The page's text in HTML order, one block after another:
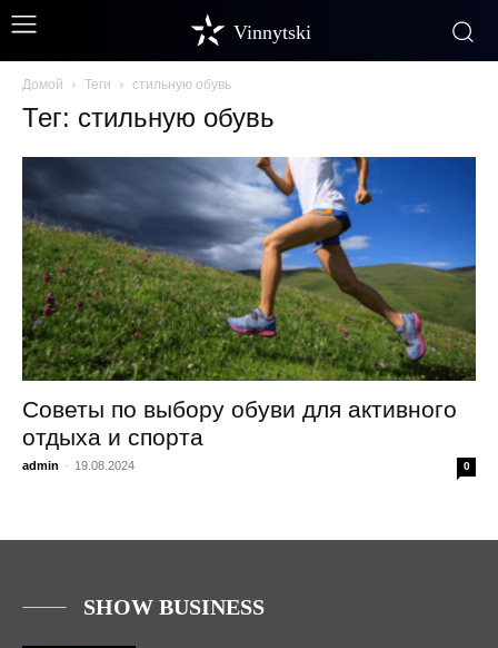
Vinnytski
Домой Теги стильную обувь
Тег: стильную обувь
Советы по выбору обуви для активного
отдыха и спорта
admin - 19.08.2024 0
SHOW BUSINESS